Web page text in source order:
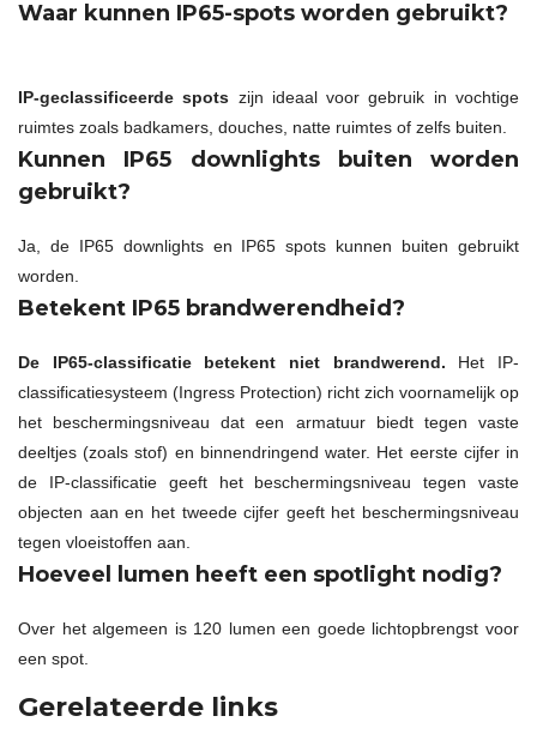
Waar kunnen IP65-spots worden gebruikt?
IP-geclassificeerde spots zijn ideaal voor gebruik in vochtige
ruimtes zoals badkamers, douches, natte ruimtes of zelfs buiten.
Kunnen IP65 downlights buiten worden
gebruikt?
Ja, de IP65 downlights en IP65 spots kunnen buiten gebruikt
worden.
Betekent IP65 brandwerendheid?
De IP65-classificatie betekent niet brandwerend. Het IP-
classificatiesysteem (Ingress Protection) richt zich voornamelijk op
het beschermingsniveau dat een armatuur biedt tegen vaste
deeltjes (zoals stof) en binnendringend water. Het eerste cijfer in
de IP-classificatie geeft het beschermingsniveau tegen vaste
objecten aan en het tweede cijfer geeft het beschermingsniveau
tegen vloeistoffen aan.
Hoeveel lumen heeft een spotlight nodig?
Over het algemeen is 120 lumen een goede lichtopbrengst voor
een spot.
Gerelateerde links